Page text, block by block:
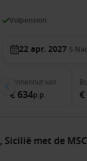
Volpension
22 apr. 2027 5
Binnenhutvan
€ 634p.p. €
met de